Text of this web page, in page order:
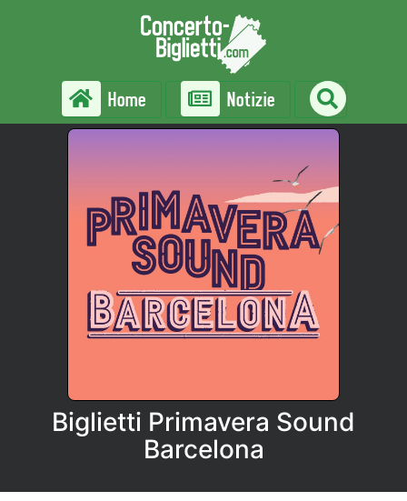
Home Notizie
Biglietti Primavera Sound
Barcelona